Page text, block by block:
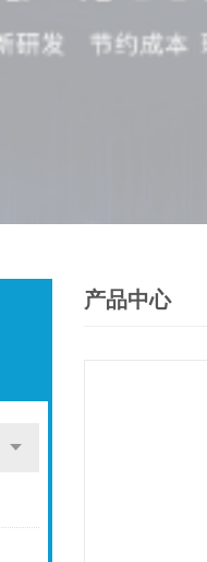
产品中心